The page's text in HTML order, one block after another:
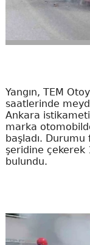
Yangın, TEM
saatlerinde
Ankara
marka
başladı.
şeridine çekerek
bulundu.